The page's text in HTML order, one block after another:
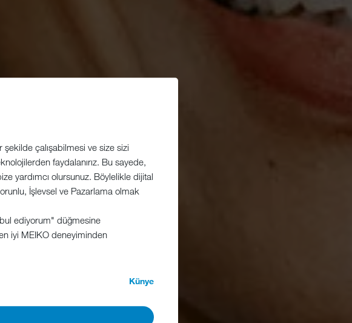
çalışabilmesi ve size sizi
faydalanırız. Bu sayede,
yardımcı olursunuz. Böylelikle dijital
İşlevsel ve Pazarlama olmak
ediyorum" düğmesine
iyi MEIKO deneyiminden
Künye